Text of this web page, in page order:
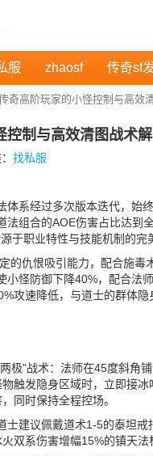
服 zhaosf 传奇sf
奇高阶玩家的小怪控制与高效
控制与高效清图战术
找私服
体系经过多次版本迭代，始
法组合的AOE伤害占比达到
于职业特性与技能机制的完
的仇恨吸引能力，配合施毒
小怪防御下降40%，配合法
攻速降低，与道士的群体
极"战术：法师在45度斜角
触发隐身区域时，立即接
同时保持全程控场。
士建议佩戴道术1-5的泰坦
双系伤害增幅15%的镇天法